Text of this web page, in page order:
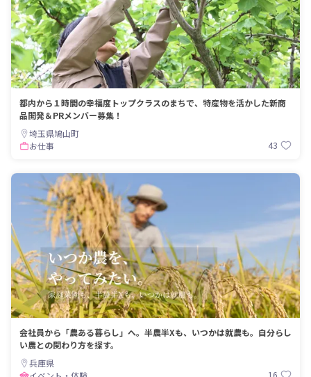
都内から１時間の幸福度トップクラスのまちで、特産物を活かした新商
品開発＆PRメンバー募集！
埼玉県鳩山町
お仕事
43
会社員から「農ある暮らし」へ。半農半Xも、いつかは就農も。自分らし
い農との関わり方を探す。
兵庫県